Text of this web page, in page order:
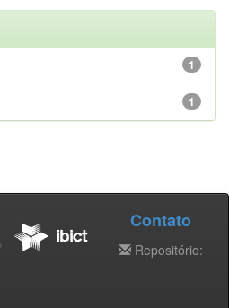
1
1
Contato
Repositório: